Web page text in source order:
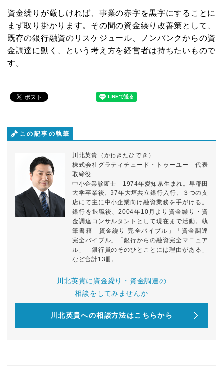
資金繰りが厳しければ、事業の赤字を黒字にすることに
まず取り掛かります。その間の資金繰り改善策として、
既存の銀行融資のリスケジュール、ノンバンクからの資
金調達に動く、という考え方を経営者は持ちたいもので
す。
この記事の執筆
川北英貴（かわきたひでき）
株式会社グラティチュード・トゥーユー 代表
取締役
中小企業診断士 1974年愛知県生まれ。早稲田
大学卒業後、97年大垣共立銀行入行、３つの支
店にて主に中小企業向け融資業務を手がける。
銀行を退職後、2004年10月より資金繰り・資
金調達コンサルタントとして現在まで活動。執
筆書籍「資金繰り 完全バイブル」「資金調達
完全バイブル」「銀行からの融資完全マニュア
ル」「銀行員のそのひとことには理由がある」
など合計13冊。
川北英貴に資金繰り・資金調達の
相談をしてみませんか
川北英貴への相談方法はこちらから